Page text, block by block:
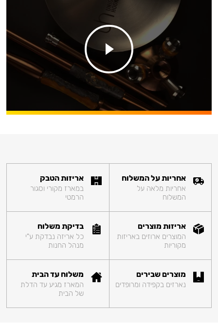
אחריות על המשלוח
אחריות מלאה על
המשלוח
אריזות הטבק
במארז מקורי וסגור
הרמטי
אריזות מוצרים
המוצרים ארוזים באריזות
מקוריות
בדיקת משלוח
כל אריזה נבדקת ע"י
מנהל החנות
מוצרים שבירים
נארזים בקפידה ומרופדים
משלוח עד הבית
המארז מגיע עד הדלת
של הבית